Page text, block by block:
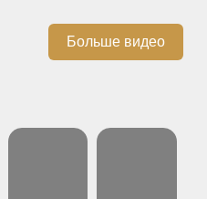
Больше видео